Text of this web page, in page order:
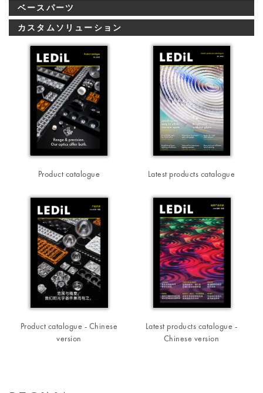
ベースパーツ
カスタムソリューション
Product catalogue Latest products catalogue
Product catalogue - Chinese
version
Latest products catalogue -
Chinese version